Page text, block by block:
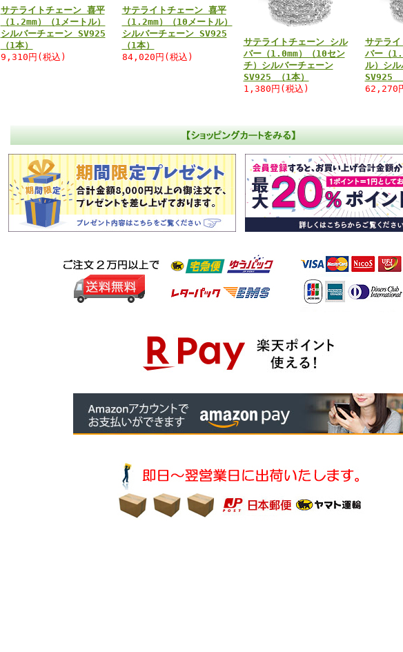
サテライトチェーン 喜平
（1.2mm）（1メートル）
シルバーチェーン SV925
（1本）
9,310円(税込)
サテライトチェーン 喜平
（1.2mm）（10メートル）
シルバーチェーン SV925
（1本）
84,020円(税込)
サテライトチェーン シル
バー（1.0mm）（10セン
チ）シルバーチェーン
SV925 （1本）
1,380円(税込)
サテラ
バー（
ル）シ
SV925
62,270